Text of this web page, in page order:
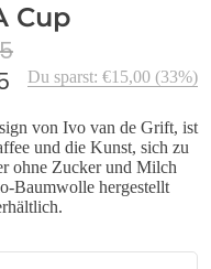
Cup
Du sparst: €15,00 (33%)
von Ivo van de Grift, ist
und die Kunst, sich zu
ohne Zucker und Milch
Baumwolle hergestellt